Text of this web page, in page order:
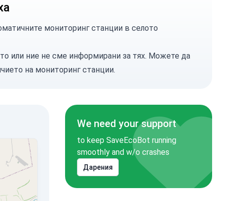
мониторинг станции в селото
или ние не сме информирани за тях. Можете да
на мониторинг станции.
We need your support
to keep SaveEcoBot running
smoothly and w/o crashes
Дарения